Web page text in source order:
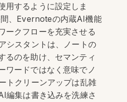
用するように設定しま
、Evernoteの内蔵AI機能
ークフローを充実させる
シスタントは、ノートの
るのを助け、セマンティ
ワードではなく意味でノ
トクリーンアップは乱雑
編集は書き込みを洗練さ